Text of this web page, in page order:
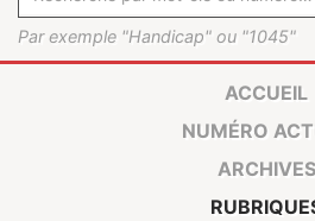
Par exemple "Handicap" ou "1045"
ACCUEIL
NUMÉRO
ARCHIVES